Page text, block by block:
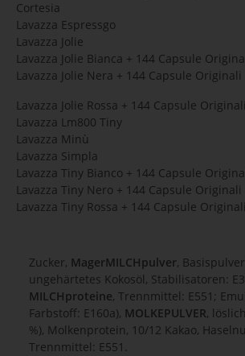
Cortesia
Lavazza Espressgo
Lavazza Jolie
Lavazza Jolie Bianca + 144 Capsule
Lavazza Jolie Nera + 144 Capsule Originali
Lavazza Jolie Rossa + 144 Capsule Originali
Lavazza Lm800 Tiny
Lavazza Minù
Lavazza Simpla
Lavazza Tiny Bianco + 144 Capsule
Lavazza Tiny Nero + 144 Capsule Originali
Lavazza Tiny Rossa + 144 Capsule Originali
Zucker, MagerMILCHpulver,
ungehärtetes Kokosöl, Stabilisatoren:
MILCHproteine, Trennmittel: E551;
Farbstoff: E160a), MOLKEPULVER,
%), Molkenprotein, 10/12 Kakao,
Trennmittel: E551.